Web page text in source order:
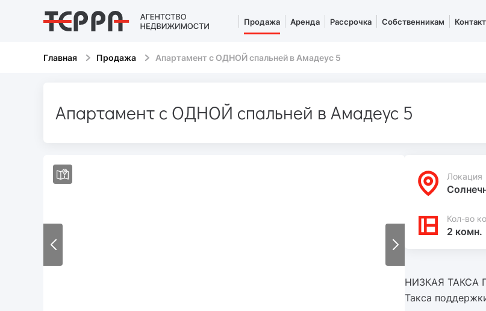
Продажа Аренда Рассрочка Собственникам
Главная Продажа Апартамент с ОДНОЙ спальней в Амадеус 5
Апартамент с ОДНОЙ спальней в Амадеус 5
Локация
Кол-во
2 комн.
НИЗКАЯ ТАКСА
Такса